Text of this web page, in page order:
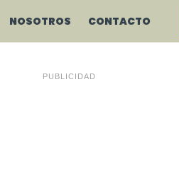
NOSOTROS CONTACTO
PUBLICIDAD